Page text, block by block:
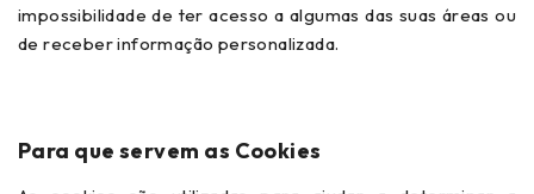
impossibilidade de ter acesso a algumas das suas áreas ou
de receber informação personalizada.
Para que servem as Cookies